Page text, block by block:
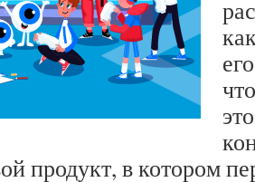
продукт, в котором